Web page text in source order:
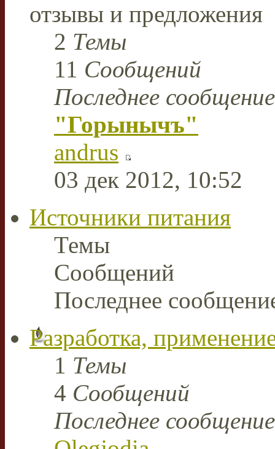
отзывы и предложения
2 Темы
11 Сообщений
Последнее сообщение
"Горынычъ"
andrus
03 дек 2012, 10:52
Источники питания
Темы
Сообщений
Последнее
Разработка,
1 Темы
4 Сообщений
Последнее сообщение